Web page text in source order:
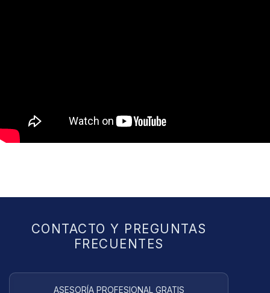
CONTACTO Y PREGUNTAS
FRECUENTES
ASESORÍA PROFESIONAL GRATIS